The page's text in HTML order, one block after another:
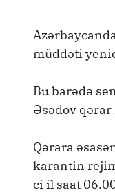
müddəti
Bu barədə
Əsədov qərar
Qərara
karantin
ci il saat